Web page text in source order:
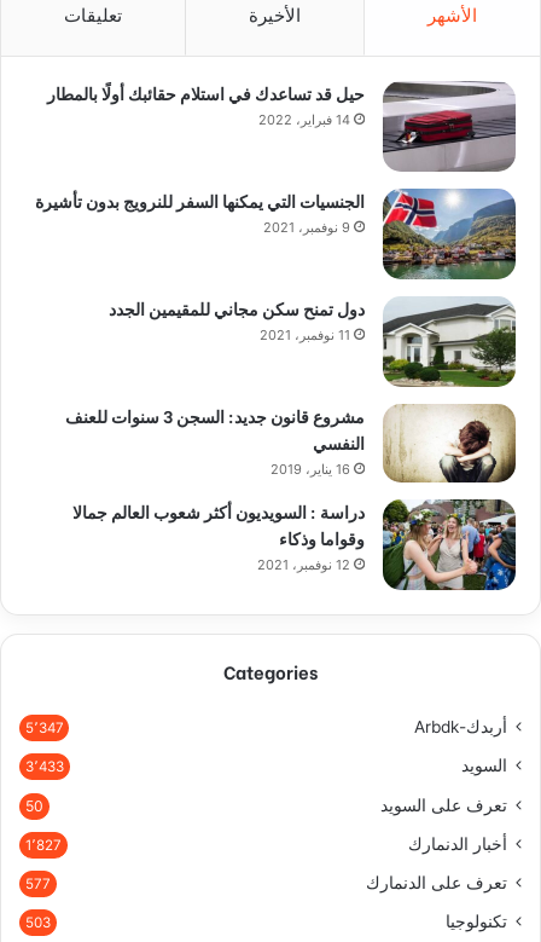
الأشهر الأخيرة تعليقات
حيل قد تساعدك في استلام حقائبك أولًا بالمطار
14 فبراير، 2022
الجنسيات التي يمكنها السفر للنرويج بدون تأشيرة
9 نوفمبر، 2021
دول تمنح سكن مجاني للمقيمين الجدد
11 نوفمبر، 2021
مشروع قانون جديد: السجن 3 سنوات للعنف
النفسي
16 يناير، 2019
دراسة : السويديون أكثر شعوب العالم جمالا
وقواما وذكاء
12 نوفمبر، 2021
Categories
أربدك-Arbdk 5٬347
السويد 3٬433
تعرف على السويد 50
أخبار الدنمارك 1٬827
تعرف على الدنمارك 577
تكنولوجيا 503